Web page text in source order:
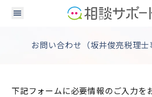
お問い合わせ（坂井俊亮税理士
下記フォームに必要情報のご入力を